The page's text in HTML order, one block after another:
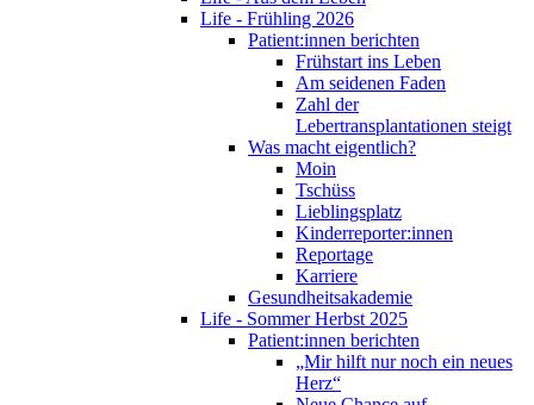
Life - Frühling 2026
Patient:innen berichten
Frühstart ins Leben
Am seidenen Faden
Zahl der
Lebertransplantationen steigt
Was macht eigentlich?
Moin
Tschüss
Lieblingsplatz
Kinderreporter:innen
Reportage
Karriere
Gesundheitsakademie
Life - Sommer Herbst 2025
Patient:innen berichten
„Mir hilft nur noch ein neues
Herz“